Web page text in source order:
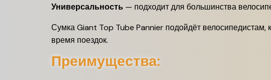
Универсальность — подходит для большинства
Сумка Giant Top Tube Pannier подойдёт
время поездок.
Преимущества: